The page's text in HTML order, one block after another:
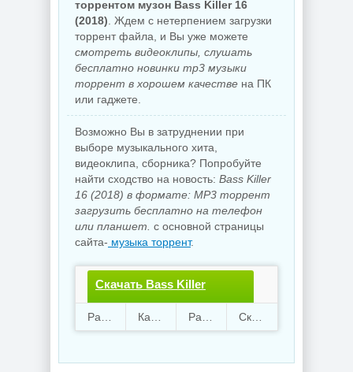
торрентом музон Bass Killer 16
(2018) . Ждем с нетерпением загрузки
торрент файла, и Вы уже можете
смотреть видеоклипы, слушать
бесплатно новинки mp3 музыки
торрент в хорошем качестве на ПК
или гаджете.
Возможно Вы в затруднении при
выборе музыкального хита,
видеоклипа, сборника? Попробуйте
найти сходство на новость: Bass Killer
16 (2018) в формате: MP3 торрент
загрузить бесплатно на телефон
или планшет. с основной страницы
сайта- музыка торрент.
Скачать Bass Killer
16.torrent файл
37 40 235.96 Mb